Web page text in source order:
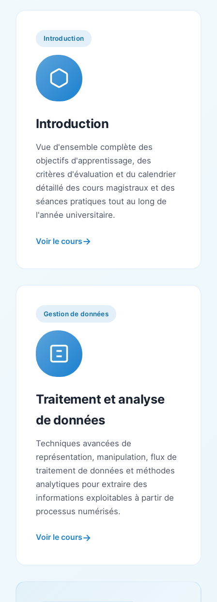
Introduction
Introduction
Vue d'ensemble complète des
objectifs d'apprentissage, des
critères d'évaluation et du calendrier
détaillé des cours magistraux et des
séances pratiques tout au long de
l'année universitaire.
Voir le cours
Gestion de données
Traitement et analyse
de données
Techniques avancées de
représentation, manipulation, flux de
traitement de données et méthodes
analytiques pour extraire des
informations exploitables à partir de
processus numérisés.
Voir le cours